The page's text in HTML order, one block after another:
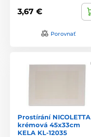
3,67 €
Porovnať
Prostírání NICOLETTA
krémová 45x33cm
KELA KL-12035